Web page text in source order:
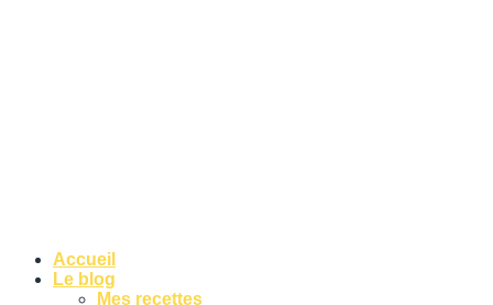
Accueil
Le blog
Mes recettes